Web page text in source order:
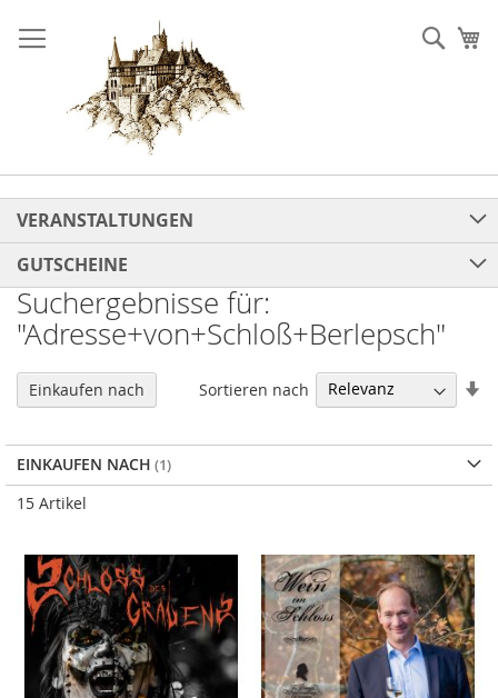
zum
Inhalt
VERANSTALTUNGEN
GUTSCHEINE
Suchergebnisse für:
"Adresse+von+Schloß+Berlepsch"
15 Artikel
Sortieren nach
Einkaufen nach
EINKAUFEN NACH